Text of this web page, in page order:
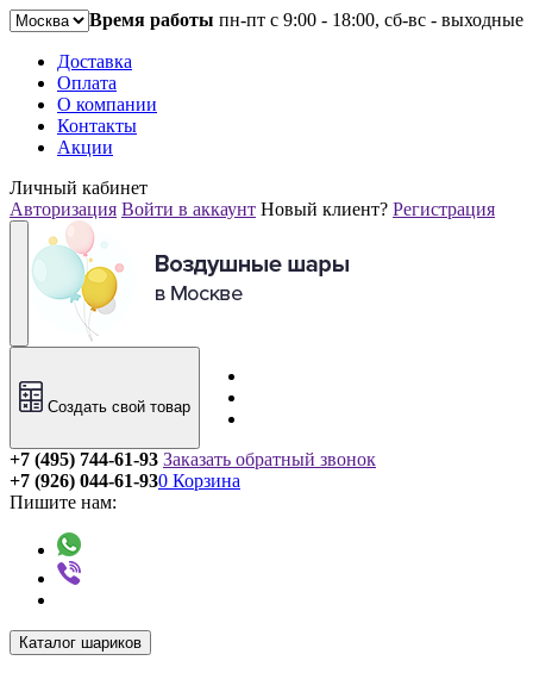
Время работы пн-пт с 9:00 - 18:00, сб-вс - выходные
Доставка
Оплата
О компании
Контакты
Акции
Личный кабинет
Авторизация Войти в аккаунт Новый клиент? Регистрация
Создать свой товар
+7 (495) 744-61-93 Заказать обратный звонок
+7 (926) 044-61-93
Пишите нам:
0 Корзина
Каталог шариков